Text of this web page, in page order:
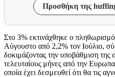
Προσθήκη της
Στο 3% εκτινάχθηκε ο
Αύγουστο από 2,2% τον Ιούλιο,
δοκιμάζοντας την υποβάθμιση της
τελευταίους μήνες από την
οποία έχει δεσμευθεί ότι θα τις